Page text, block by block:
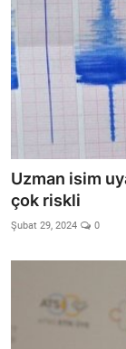
Uzman isim
çok riskli
Şubat 29, 2024 0